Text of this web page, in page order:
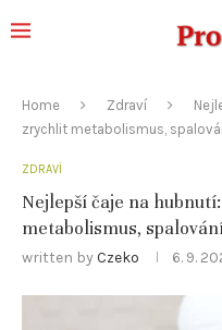
Home Zdraví
zrychlit metabolismus,
ZDRAVÍ
Nejlepší čaje na
metabolismus,
written by Czeko 6. 9.